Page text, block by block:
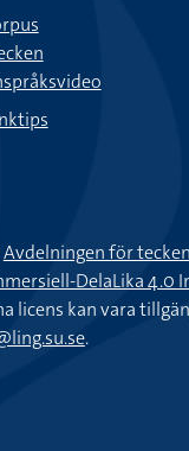
Avdelningen för
DelaLika 4.0
licens kan vara
.